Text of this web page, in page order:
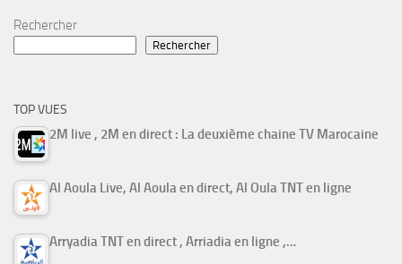
Rechercher
Rechercher
TOP VUES
2M live , 2M en direct : La deuxième chaine TV Marocaine
Al Aoula Live, Al Aoula en direct, Al Oula TNT en ligne
Arryadia TNT en direct , Arriadia en ligne ,…